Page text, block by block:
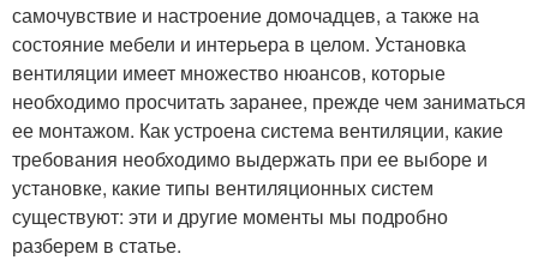
самочувствие и настроение домочадцев, а также на
состояние мебели и интерьера в целом. Установка
вентиляции имеет множество нюансов, которые
необходимо просчитать заранее, прежде чем заниматься
ее монтажом. Как устроена система вентиляции, какие
требования необходимо выдержать при ее выборе и
установке, какие типы вентиляционных систем
существуют: эти и другие моменты мы подробно
разберем в статье.